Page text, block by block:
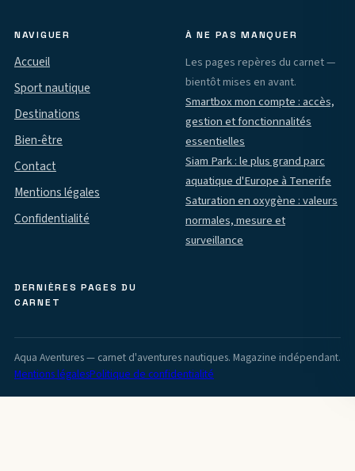
NAVIGUER
Accueil
Sport nautique
Destinations
Bien-être
Contact
Mentions légales
Confidentialité
À NE PAS MANQUER
Les pages repères du carnet —
bientôt mises en avant.
Smartbox mon compte : accès,
gestion et fonctionnalités
essentielles
Siam Park : le plus grand parc
aquatique d'Europe à Tenerife
Saturation en oxygène : valeurs
normales, mesure et
surveillance
DERNIÈRES PAGES DU
CARNET
Aqua Aventures — carnet d'aventures nautiques. Magazine indépendant.
Mentions légalesPolitique de confidentialité